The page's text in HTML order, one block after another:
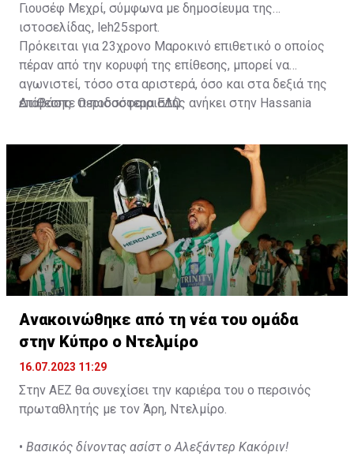
Γιουσέφ Μεχρί, σύμφωνα με δημοσίευμα της
ιστοσελίδας, leh25sport.
Πρόκειται για 23χρονο Μαροκινό επιθετικό ο οποίος
πέραν από την κορυφή της επίθεσης, μπορεί να
αγωνιστεί, τόσο στα αριστερά, όσο και στα δεξιά της
επίθεσης. Ο ποδοσφαιριστής ανήκει στην Hassania
2026.
Διαβάστε περισσότεραΕΔΩ.
Ανακοινώθηκε από τη νέα του ομάδα
στην Κύπρο ο Ντελμίρο
16.07.2023 11:29
Στην ΑΕΖ θα συνεχίσει την καριέρα του ο περσινός
πρωταθλητής με τον Άρη, Ντελμίρο.
• Βασικός δίνοντας ασίστ ο Αλεξάντερ Κακόριν!